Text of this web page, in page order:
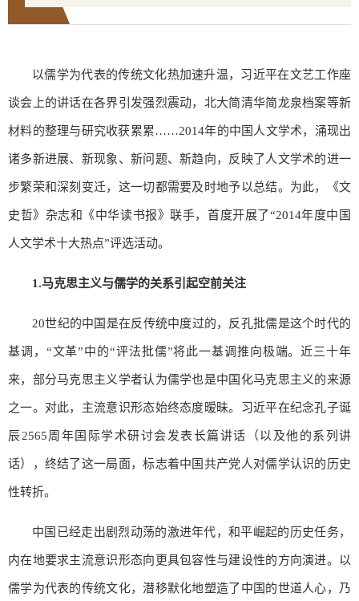
以儒学为代表的传统文化热加速升温，习近平在文艺工作座
谈会上的讲话在各界引发强烈震动，北大简清华简龙泉档案等新
材料的整理与研究收获累累……2014年的中国人文学术，涌现出
诸多新进展、新现象、新问题、新趋向，反映了人文学术的进一
步繁荣和深刻变迁，这一切都需要及时地予以总结。为此，《文
史哲》杂志和《中华读书报》联手，首度开展了“2014年度中国
人文学术十大热点”评选活动。
1.马克思主义与儒学的关系引起空前关注
20世纪的中国是在反传统中度过的，反孔批儒是这个时代的
基调，“文革”中的“评法批儒”将此一基调推向极端。近三十年
来，部分马克思主义学者认为儒学也是中国化马克思主义的来源
之一。对此，主流意识形态始终态度暧昧。习近平在纪念孔子诞
辰2565周年国际学术研讨会发表长篇讲话（以及他的系列讲
话），终结了这一局面，标志着中国共产党人对儒学认识的历史
性转折。
中国已经走出剧烈动荡的激进年代，和平崛起的历史任务，
内在地要求主流意识形态向更具包容性与建设性的方向演进。以
儒学为代表的传统文化，潜移默化地塑造了中国的世道人心，乃